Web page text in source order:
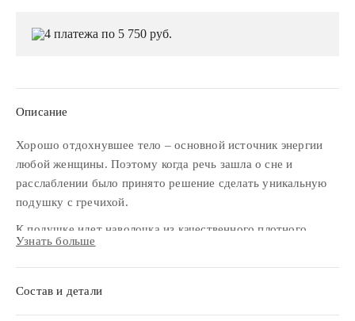
4 платежа по 5 750 руб.
Описание
Хорошо отдохнувшее тело – основной источник энергии
любой женщины. Поэтому когда речь зашла о сне и
расслаблении было принято решение сделать уникальную
подушку с гречихой.
К подушке идет наволочка из качественного плотного
сатина, по периметру которой создана вышивка с крестами
и рунами счастья, символизирующая мощный женский
оберег.
Такая же вышивка расположена на защитном чехле из льна,
Узнать больше
Состав и детали